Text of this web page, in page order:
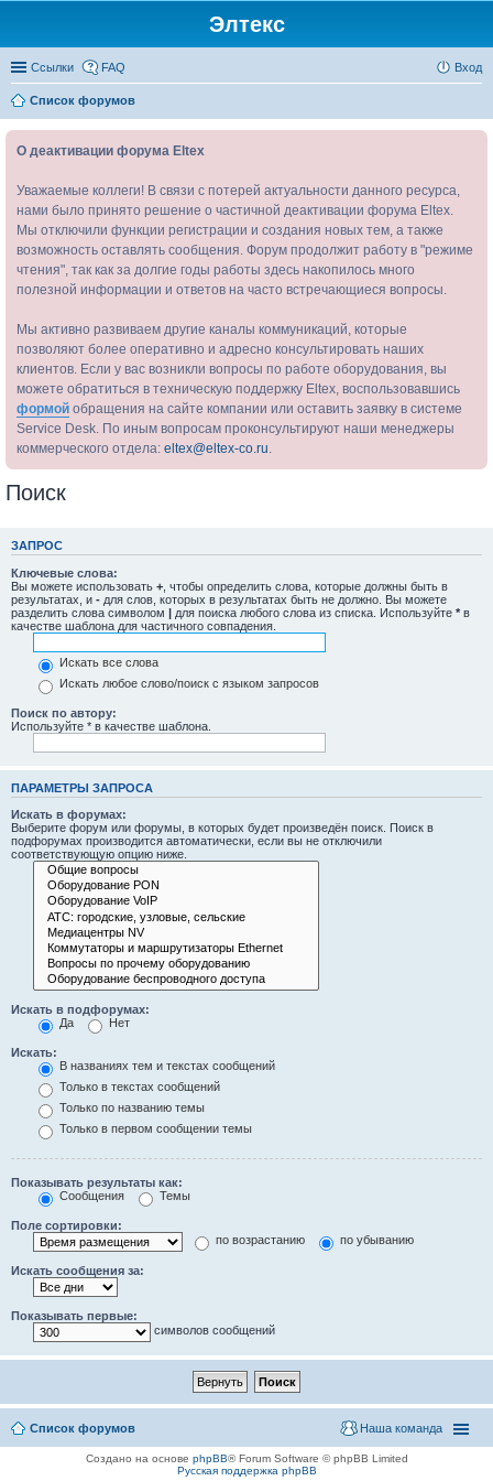
Элтекс
Ссылки FAQ Вход
Список форумов
О деактивации форума Eltex
Уважаемые коллеги! В связи с потерей актуальности данного ресурса,
нами было принято решение о частичной деактивации форума Eltex.
Мы отключили функции регистрации и создания новых тем, а также
возможность оставлять сообщения. Форум продолжит работу в "режиме
чтения", так как за долгие годы работы здесь накопилось много
полезной информации и ответов на часто встречающиеся вопросы.
Мы активно развиваем другие каналы коммуникаций, которые
позволяют более оперативно и адресно консультировать наших
клиентов. Если у вас возникли вопросы по работе оборудования, вы
можете обратиться в техническую поддержку Eltex, воспользовавшись
формой обращения на сайте компании или оставить заявку в системе
Service Desk. По иным вопросам проконсультируют наши менеджеры
коммерческого отдела: eltex@eltex-co.ru.
Поиск
ЗАПРОС
Ключевые слова:
Вы можете использовать + , чтобы определить слова, которые должны быть в
результатах, и - для слов, которых в результатах быть не должно. Вы можете
разделить слова символом | для поиска любого слова из списка. Используйте * в
качестве шаблона для частичного совпадения.
Искать все слова
Искать любое слово/поиск с языком запросов
Поиск по автору:
Используйте * в качестве шаблона.
ПАРАМЕТРЫ ЗАПРОСА
Искать в форумах:
Выберите форум или форумы, в которых будет произведён поиск. Поиск в
подфорумах производится автоматически, если вы не отключили
соответствующую опцию ниже.
Искать в подфорумах:
Да
Нет
Искать:
В названиях тем и текстах сообщений
Только в текстах сообщений
Только по названию темы
Только в первом сообщении темы
Показывать результаты как:
Сообщения
Темы
Поле сортировки:
по возрастанию
по убыванию
Искать сообщения за:
Показывать первые:
символов сообщений
Список форумов Наша команда
Создано на основе phpBB® Forum Software © phpBB Limited
Русская поддержка phpBB